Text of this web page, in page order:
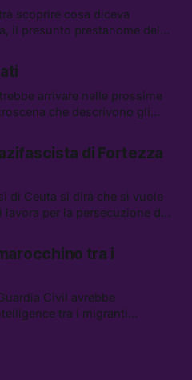
scoprire cosa diceva
il presunto prestanome del
chiederà 36 miliardi di
Grokipedia è già stata
arrivare nelle prossime
che descrivono gli
il boom dei carburanti
center sono stati arrestati
di Fortezza
di Ceuta si dirà che si vuole
lavora per la persecuzione dei
di 19 anni è morto sotto il
e cosa dice l’AI Act europeo
tra i
Civil avrebbe
tra i migranti
le tensioni nel campo